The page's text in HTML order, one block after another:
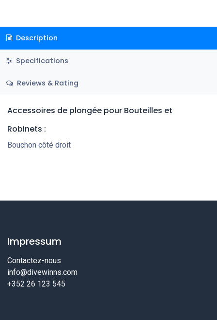
Description
Specifications
Reviews & Rating
Accessoires de plongée pour Bouteilles et
Robinets :
Bouchon côté droit
Impressum
Contactez-nous
info@divewinns.com
+352 26 123 545